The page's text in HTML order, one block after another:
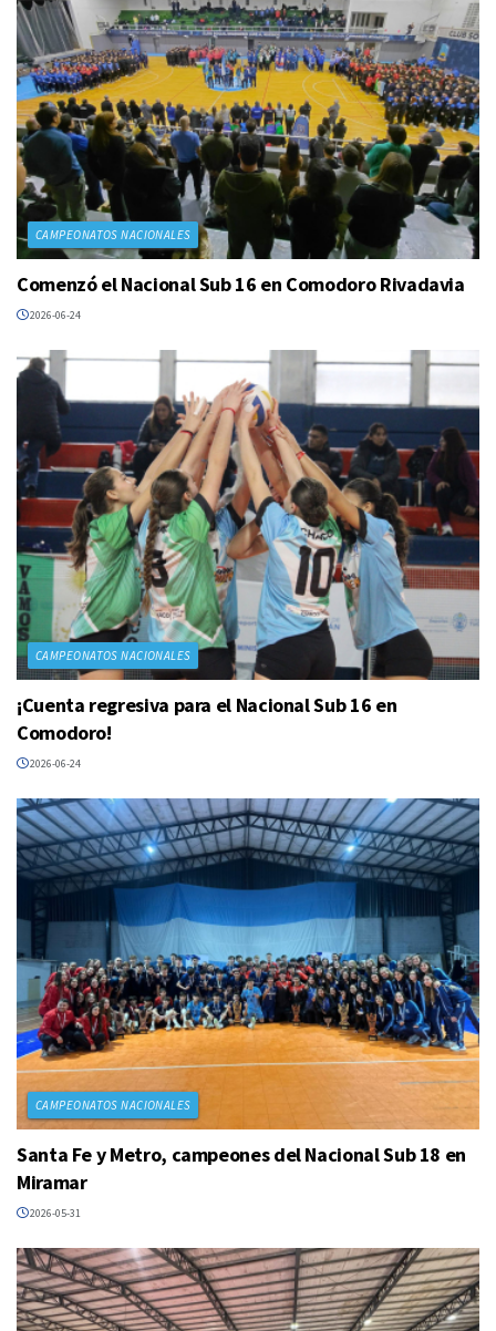
CAMPEONATOS NACIONALES
Comenzó el Nacional Sub 16 en Comodoro Rivadavia
2026-06-24
CAMPEONATOS NACIONALES
¡Cuenta regresiva para el Nacional Sub 16 en
Comodoro!
2026-06-24
CAMPEONATOS NACIONALES
Santa Fe y Metro, campeones del Nacional Sub 18 en
Miramar
2026-05-31